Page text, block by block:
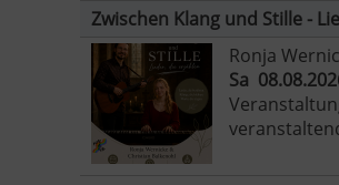
Zwischen Klang und Stille -
Ronja
Sa